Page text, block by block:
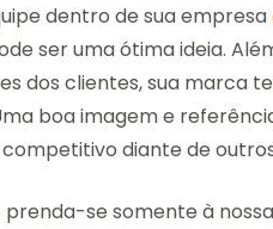
dentro de sua empresa
ser uma ótima ideia.
dos clientes, sua marca
boa imagem e
diante de
prenda-se somente à